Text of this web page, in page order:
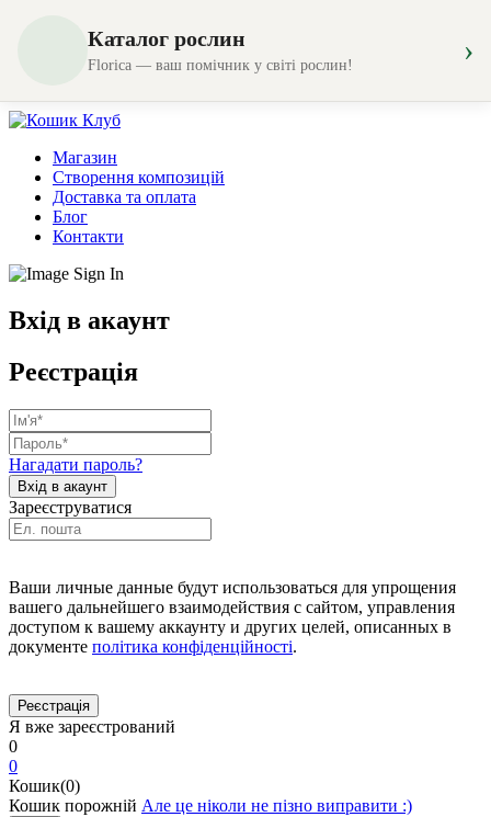
Магазин
Створення композицій
Доставка та оплата
Блог
Контакти
Вхід в акаунт
Реєстрація
Нагадати пароль?
Зареєструватися
Ваши личные данные будут использоваться для упрощения
вашего дальнейшего взаимодействия с сайтом, управления
доступом к вашему аккаунту и других целей, описанных в
документе політика конфіденційності.
Я вже зареєстрований
0
0
Кошик(0)
Кошик порожній Але це ніколи не пізно виправити :)
Каталог рослин
Florica — ваш помічник у світі рослин! ›